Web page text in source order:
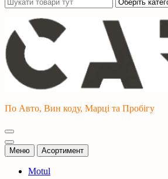
По Авто, Вин коду, Марці та Пробігу
Меню Асортимент
Motul